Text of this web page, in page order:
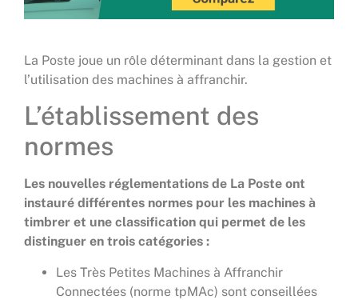
La Poste joue un rôle déterminant dans la gestion et
l’utilisation des machines à affranchir.
L’établissement des
normes
Les nouvelles réglementations de La Poste ont
instauré différentes normes pour les machines à
timbrer et une classification qui permet de les
distinguer en trois catégories :
Les Très Petites Machines à Affranchir
Connectées (norme tpMAc) sont conseillées